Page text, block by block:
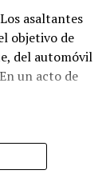
esperar en
falta de
Por
sin
asaltantes
objetivo de
del automóvil
un acto de